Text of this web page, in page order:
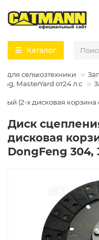
Каталог
для сельхозтехники
MasterYard от24 л.с
(2-х дисковая корзина
Диск
дисковая
DongFeng 304,